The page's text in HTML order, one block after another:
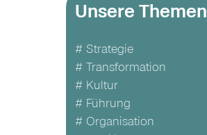
Unsere Themen
# Strategie
# Transformation
# Kultur
# Führung
# Organisation